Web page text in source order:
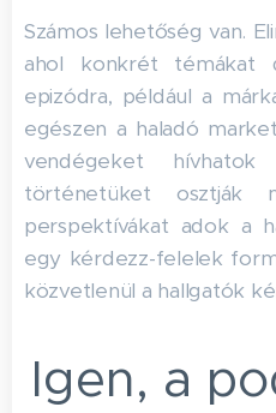
Számos lehetőség van.
ahol konkrét témákat
epizódra, például a
egészen a haladó
vendégeket
történetüket osztják
perspektívákat adok a
egy kérdezz-felelek
közvetlenül a hallgatók
Igen, a